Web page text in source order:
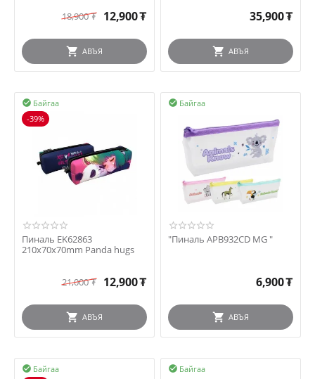
18,900₮ 12,900₮
АВЪЯ
35,900₮
АВЪЯ
Байгаа

-39%
Пиналь EK62863
210x70x70mm Panda hugs
21,000₮ 12,900₮
АВЪЯ
Байгаа

"Пиналь APB932CD MG "
6,900₮
АВЪЯ
Байгаа

Байгаа
